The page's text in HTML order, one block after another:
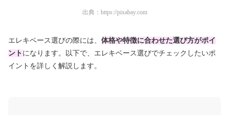
出典： https://pixabay.com
エレキベース選びの際には、 体格や特徴に合わせた選び方がポイ
ント になります。以下で、エレキベース選びでチェックしたいポ
イントを詳しく解説します。